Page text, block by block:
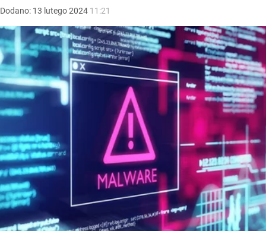
Dodano: 13 lutego2024 11:21